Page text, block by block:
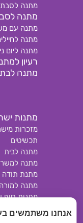
מתנה
מתנה
מתנה עם
מתנה
מתנה ליום
רעיון
מתנה לבת
מתנות
מזכרות
תכשיטים
מתנה לבית
מתנה
מתנת תודה
מתנה למורה
מתנות
אנחנו משתמשים